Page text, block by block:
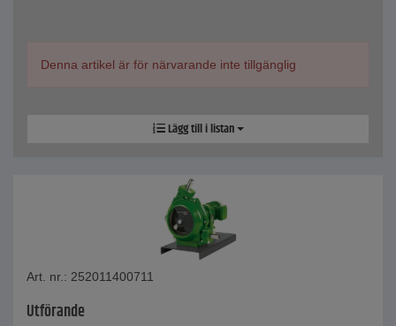
Denna artikel är för närvarande inte tillgänglig
Lägg till i listan
Art. nr.: 252011400711
Utförande